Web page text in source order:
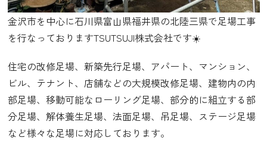
金沢市を中心に石川県富山県福井県の北陸三県で足場工事
を行なっておりますTSUTSUJI株式会社です☀️
住宅の改修足場、新築先行足場、アパート、マンション、
ビル、テナント、店舗などの大規模改修足場、建物内の内
部足場、移動可能なローリング足場、部分的に組立する部
分足場、解体養生足場、法面足場、吊足場、ステージ足場
など様々な足場に対応しております。